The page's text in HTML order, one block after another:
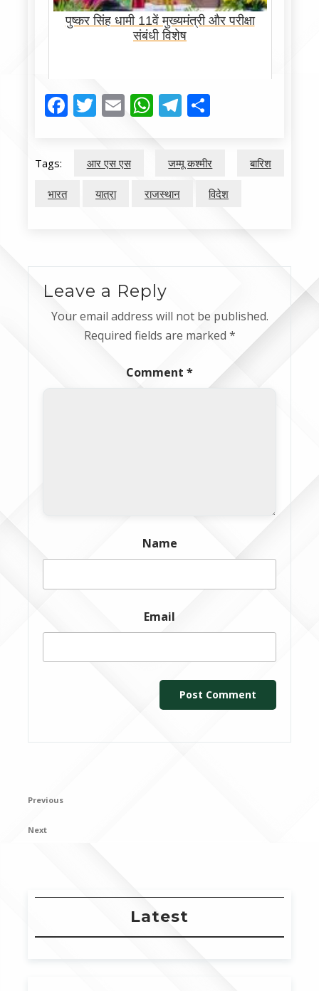
पुष्कर सिंह धामी 11वें मुख्यमंत्री और परीक्षा
संबंधी विशेष
Facebook
Twitter
EmailWhatsApp
Telegram
Tags: आर एस एस जम्मू कश्मीर बारिश
भारत यात्रा राजस्थान विदेश
Leave a Reply
Your email address will not be published.
Required fields are marked *
Comment *
Name
Email
Post
Previous
Previous
Next
Next
Latest